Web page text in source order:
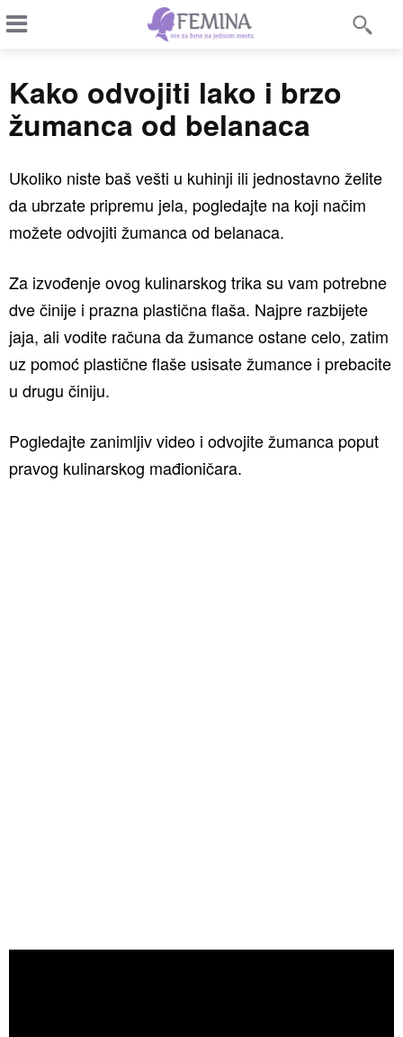
Kako odvojiti lako i brzo
žumanca od belanaca
Ukoliko niste baš vešti u kuhinji ili jednostavno želite
da ubrzate pripremu jela, pogledajte na koji načim
možete odvojiti žumanca od belanaca.
Za izvođenje ovog kulinarskog trika su vam potrebne
dve činije i prazna plastična flaša. Najpre razbijete
jaja, ali vodite računa da žumance ostane celo, zatim
uz pomoć plastične flaše usisate žumance i prebacite
u drugu činiju.
Pogledajte zanimljiv video i odvojite žumanca poput
pravog kulinarskog mađioničara.